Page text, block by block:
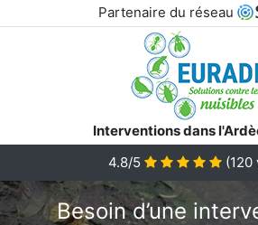
Partenaire du réseau
Interventions dans
4.8/5
(120
Besoin d’une